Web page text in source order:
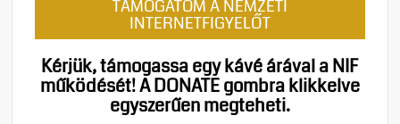
TÁMOGATOM A NEMZETI
INTERNETFIGYELŐT
Kérjük, támogassa egy kávé árával a NIF
működését!A DONATE gombra klikkelve
egyszerűen megteheti.